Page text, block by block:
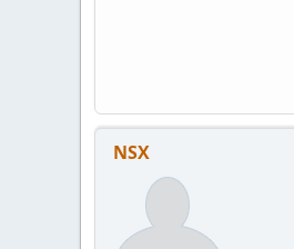
NSX